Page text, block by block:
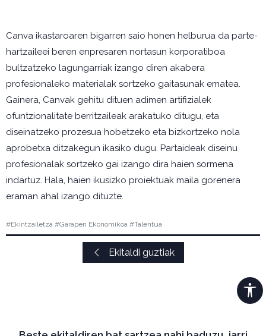
Canva ikastaroaren bigarren saio honen helburua da parte-
hartzaileei beren enpresaren nortasun korporatiboa
bultzatzeko lagungarriak izango diren akabera
profesionaleko materialak sortzeko gaitasunak ematea.
Gainera, Canvak gehitu dituen adimen artifizialek
ofuntzionalitate berritzaileak arakatuko ditugu, eta
diseinatzeko prozesua hobetzeko eta bizkortzeko nola
aprobetxa ditzakegun ikasiko dugu. Partaideak diseinu
profesionalak sortzeko gai izango dira haien sormena
indartuz. Hala, haien ikusizko proiektuak maila gorenera
eraman ahal izango dituzte.
#Ekintzailetza #Garapen Ekonomikoa #Talentua
Ekitaldi guztiak